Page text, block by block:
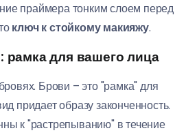
праймера тонким слоем перед
ключ к стойкому макияжу.
рамка для вашего лица
Брови – это "рамка" для
придает образу законченность.
к "растрепыванию" в течение